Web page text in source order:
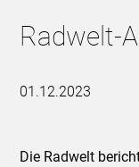
Radwelt-
01.12.2023
Die Radwelt